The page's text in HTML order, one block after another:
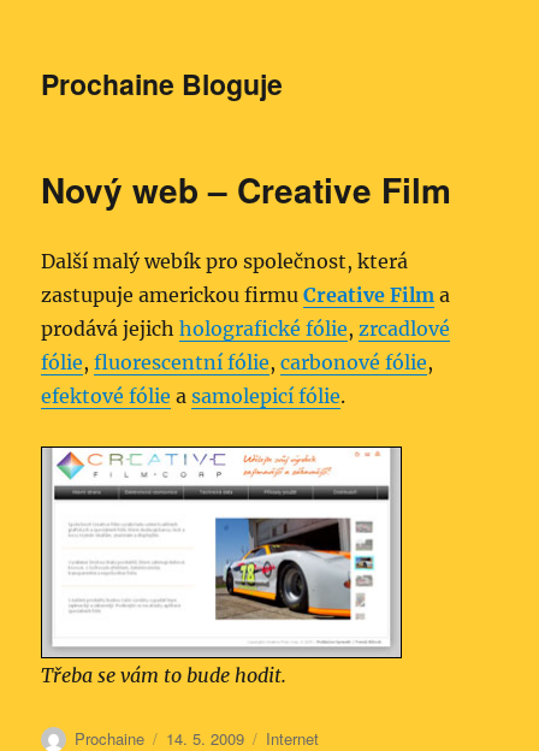
Prochaine Bloguje
Nový web – Creative Film
Další malý webík pro společnost, která
zastupuje americkou firmuCreative Film a
prodává jejichholografické fólie,zrcadlové
fólie,fluorescentní fólie,carbonové fólie,
efektové fólie asamolepicí fólie.
Třeba se vám to bude hodit.
Autor:
Prochaine Publikováno:
14. 5. 2009 Rubriky:
Internet